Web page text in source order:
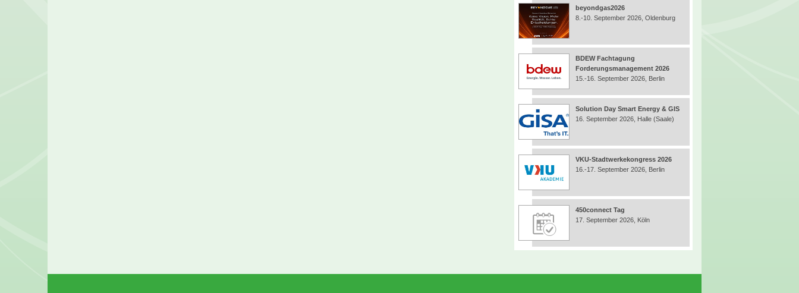
beyondgas2026
8.-10. September 2026, Oldenburg
BDEW Fachtagung
Forderungsmanagement 2026
15.-16. September 2026, Berlin
Solution Day Smart Energy & GIS
16. September 2026, Halle (Saale)
VKU-Stadtwerkekongress 2026
16.-17. September 2026, Berlin
450connect Tag
17. September 2026, Köln